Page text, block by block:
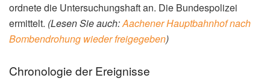
ordnete die Untersuchungshaft an. Die Bundespolizei
ermittelt. (Lesen Sie auch:Aachener Hauptbahnhof nach
Bombendrohung wieder freigegeben)
Chronologie der Ereignisse